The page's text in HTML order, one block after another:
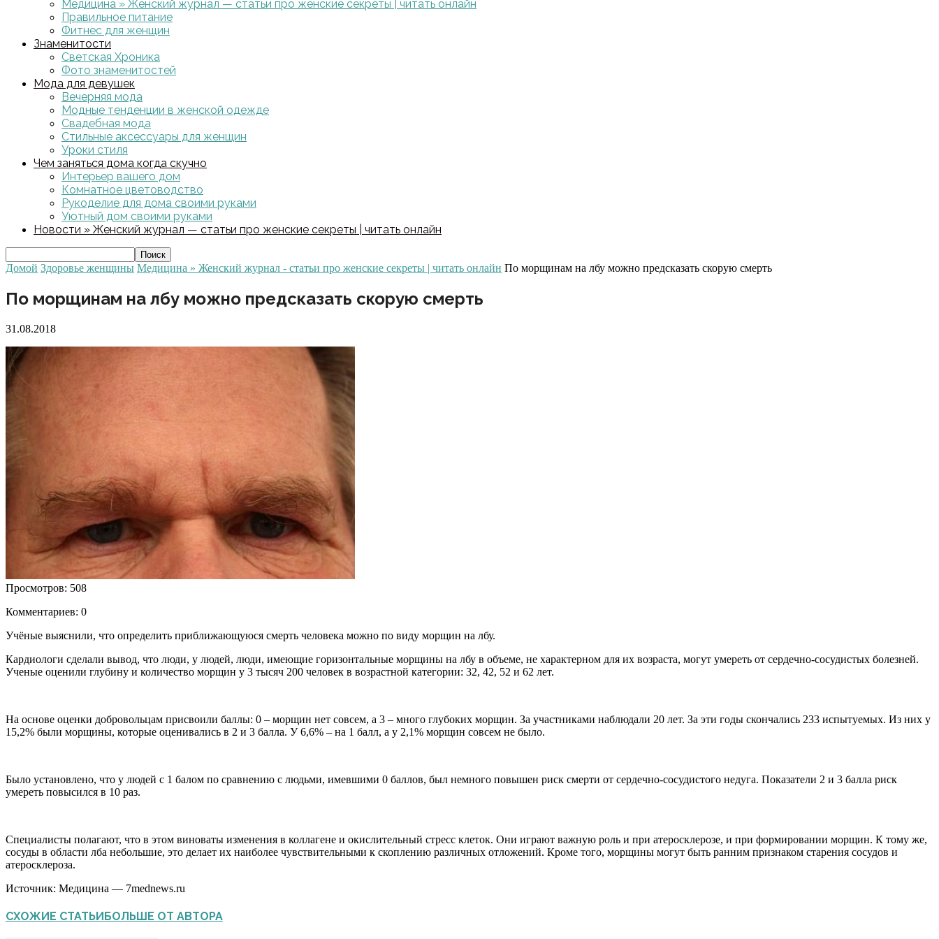
Медицина » Женский журнал — статьи про женские секреты | читать онлайн
Правильное питание
Фитнес для женщин
Знаменитости
Светская Хроника
Фото знаменитостей
Мода для девушек
Вечерняя мода
Модные тенденции в женской одежде
Свадебная мода
Стильные аксессуары для женщин
Уроки стиля
Чем заняться дома когда скучно
Интерьер вашего дом
Комнатное цветоводство
Рукоделие для дома своими руками
Уютный дом своими руками
Новости » Женский журнал — статьи про женские секреты | читать онлайн
Домой Здоровье женщины Медицина » Женский журнал - статьи про женские секреты | читать онлайн По морщинам на лбу можно предсказать скорую смерть
По морщинам на лбу можно предсказать скорую смерть
31.08.2018
Просмотров: 508
Комментариев: 0
Учёные выяснили, что определить приближающуюся смерть человека можно по виду морщин на лбу.
Кардиологи сделали вывод, что люди, у людей, люди, имеющие горизонтальные морщины на лбу в объеме, не характерном для их возраста, могут умереть от сердечно-сосудистых болезней.
Ученые оценили глубину и количество морщин у 3 тысяч 200 человек в возрастной категории: 32, 42, 52 и 62 лет.
На основе оценки добровольцам присвоили баллы: 0 – морщин нет совсем, а 3 – много глубоких морщин. За участниками наблюдали 20 лет. За эти годы скончались 233 испытуемых. Из них у
15,2% были морщины, которые оценивались в 2 и 3 балла. У 6,6% – на 1 балл, а у 2,1% морщин совсем не было.
Было установлено, что у людей с 1 балом по сравнению с людьми, имевшими 0 баллов, был немного повышен риск смерти от сердечно-сосудистого недуга. Показатели 2 и 3 балла риск
умереть повысился в 10 раз.
Специалисты полагают, что в этом виноваты изменения в коллагене и окислительный стресс клеток. Они играют важную роль и при атеросклерозе, и при формировании морщин. К тому же,
сосуды в области лба небольшие, это делает их наиболее чувствительными к скоплению различных отложений. Кроме того, морщины могут быть ранним признаком старения сосудов и
атеросклероза.
Источник: Медицина — 7mednews.ru
СХОЖИЕ СТАТЬИБОЛЬШЕ ОТ АВТОРА